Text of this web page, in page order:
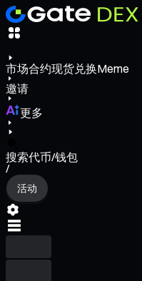
市场合约现货兑换Meme
邀请
更多
搜索代币/钱包
/
活动